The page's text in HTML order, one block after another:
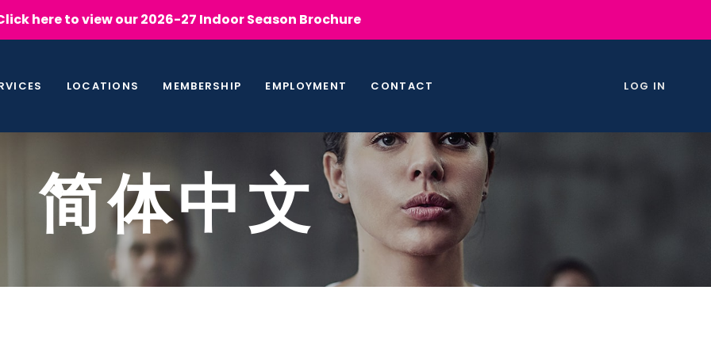
here to view our 2026-27 Indoor Season Brochure
LOCATIONS MEMBERSHIP EMPLOYMENT CONTACT LOG IN
简体中文